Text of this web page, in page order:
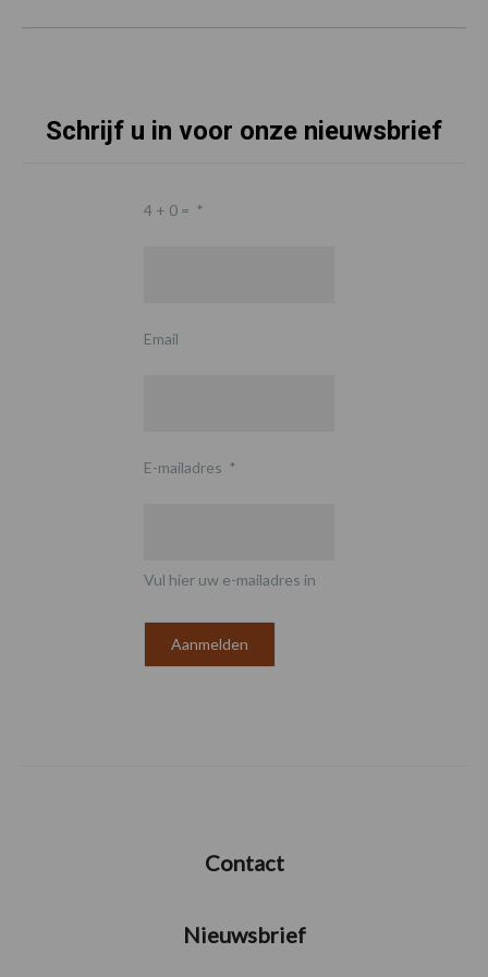
Schrijf u in voor onze nieuwsbrief
4 + 0 = *
Email
E-mailadres *
Vul hier uw e-mailadres in
Contact
Nieuwsbrief